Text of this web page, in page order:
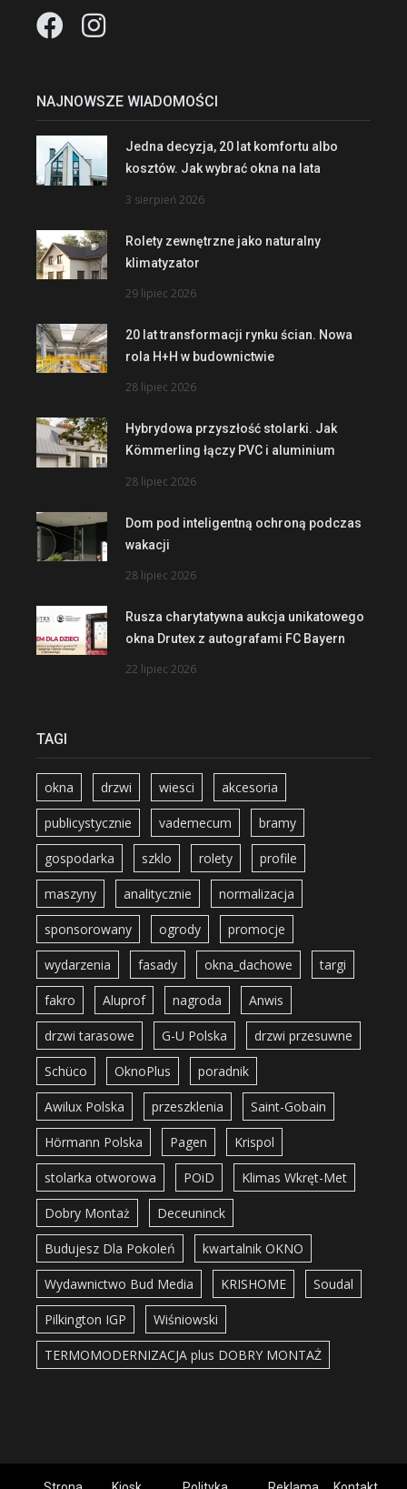
NAJNOWSZE WIADOMOŚCI
Jedna decyzja, 20 lat komfortu albo
kosztów. Jak wybrać okna na lata
3 sierpień 2026
Rolety zewnętrzne jako naturalny
klimatyzator
29 lipiec 2026
20 lat transformacji rynku ścian. Nowa
rola H+H w budownictwie
28 lipiec 2026
Hybrydowa przyszłość stolarki. Jak
Kömmerling łączy PVC i aluminium
28 lipiec 2026
Dom pod inteligentną ochroną podczas
wakacji
28 lipiec 2026
Rusza charytatywna aukcja unikatowego
okna Drutex z autografami FC Bayern
22 lipiec 2026
TAGI
okna drzwi wiesci akcesoria
publicystycznie vademecum bramy
gospodarka szklo rolety profile
maszyny analitycznie normalizacja
sponsorowany ogrody promocje
wydarzenia fasady okna_dachowe targi
fakro Aluprof nagroda Anwis
drzwi tarasowe G-U Polska drzwi przesuwne
Schüco OknoPlus poradnik
Awilux Polska przeszklenia Saint-Gobain
Hörmann Polska Pagen Krispol
stolarka otworowa POiD Klimas Wkręt-Met
Dobry Montaż Deceuninck
Budujesz Dla Pokoleń kwartalnik OKNO
Wydawnictwo Bud Media KRISHOME Soudal
Pilkington IGP Wiśniowski
TERMOMODERNIZACJA plus DOBRY MONTAŻ